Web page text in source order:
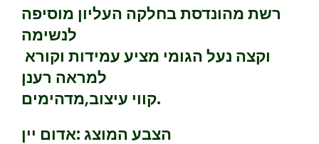
רשת מהונדסת בחלקה העליון מוסיפה
לנשימה
וקצה נעל הגומי מציע עמידות וקורא
קווי עיצוב,מדהימים.
הצבע המוצג :אדום יין